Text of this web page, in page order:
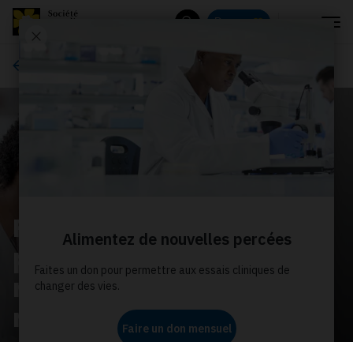
Donnez
Faites un don mensuel
pour financer la
recherche de calibre
mondial